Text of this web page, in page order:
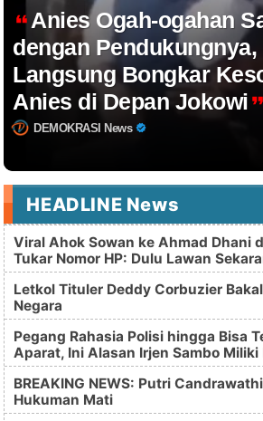
Anies Ogah-ogahan
dengan Pendukungnya,
Langsung Bongkar
Anies di Depan Jokowi
DEMOKRASI News
HEADLINE News
Viral Ahok Sowan ke Ahmad Dhani
Tukar Nomor HP: Dulu Lawan
Letkol Tituler Deddy Corbuzier
Negara
Pegang Rahasia Polisi hingga Bisa
Aparat, Ini Alasan Irjen Sambo
BREAKING NEWS: Putri
Hukuman Mati